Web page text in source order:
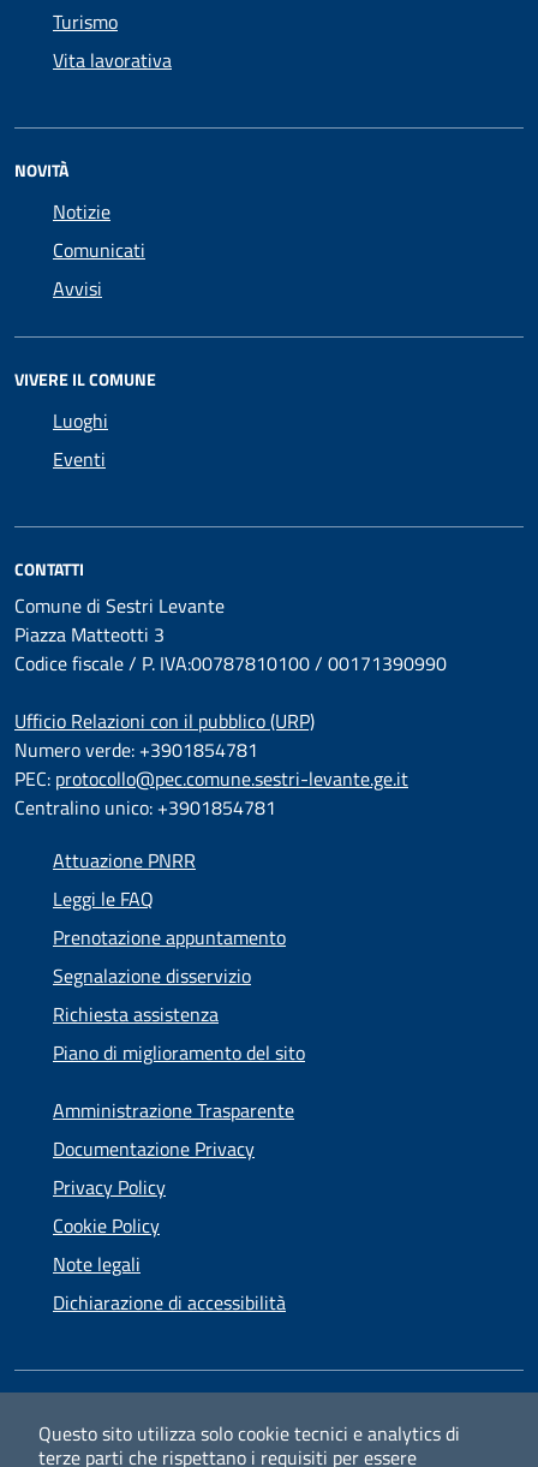
Questo sito utilizza solo cookie tecnici e analytics di
terze parti che rispettano i requisiti per essere
Turismo
Vita lavorativa
NOVITÀ
Notizie
Comunicati
Avvisi
VIVERE IL COMUNE
Luoghi
Eventi
CONTATTI
Comune di Sestri Levante
Piazza Matteotti 3
Codice fiscale / P. IVA:00787810100 / 00171390990
Ufficio Relazioni con il pubblico (URP)
Numero verde: +3901854781
PEC: protocollo@pec.comune.sestri-levante.ge.it
Centralino unico: +3901854781
Attuazione PNRR
Leggi le FAQ
Prenotazione appuntamento
Segnalazione disservizio
Richiesta assistenza
Piano di miglioramento del sito
Amministrazione Trasparente
Documentazione Privacy
Privacy Policy
Cookie Policy
Note legali
Dichiarazione di accessibilità
FacebookInstagram